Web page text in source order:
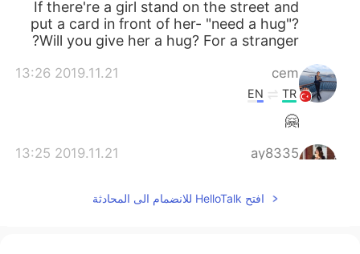
If there're a girl stand on the street and
put a card in front of her- "need a hug"?
Will you give her a hug? For a stranger?
cem
2019.11.21 13:26
TR
EN
🤗
ay8335
2019.11.21 13:25
I talk a lot when I face like that situation...
افتح HelloTalk للانضمام الى المحادثة